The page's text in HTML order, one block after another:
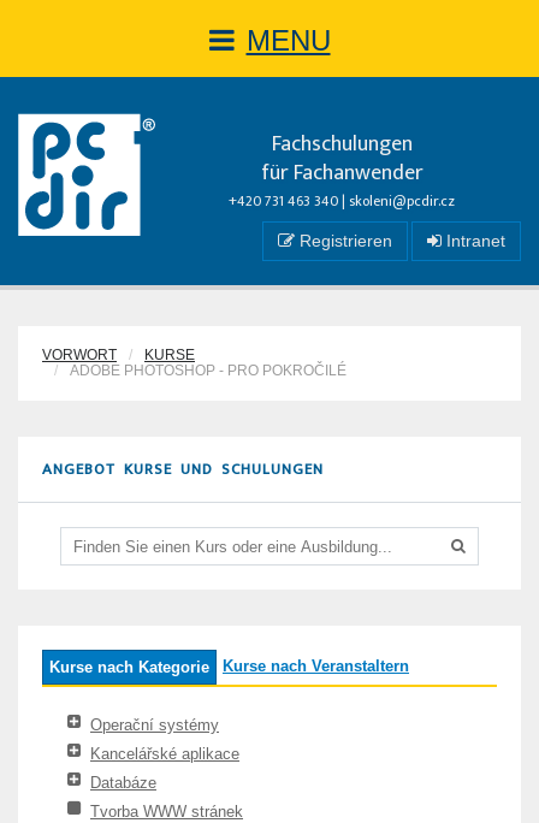
MENU
Fachschulungen
für Fachanwender
+420 731 463 340 | skoleni@pcdir.cz
Registrieren Intranet
VORWORT
KURSE
ADOBE PHOTOSHOP - PRO POKROČILÉ
ANGEBOT KURSE UND SCHULUNGEN
Kurse nach Kategorie Kurse nach Veranstaltern
Operační systémy
Kancelářské aplikace
Databáze
Tvorba WWW stránek